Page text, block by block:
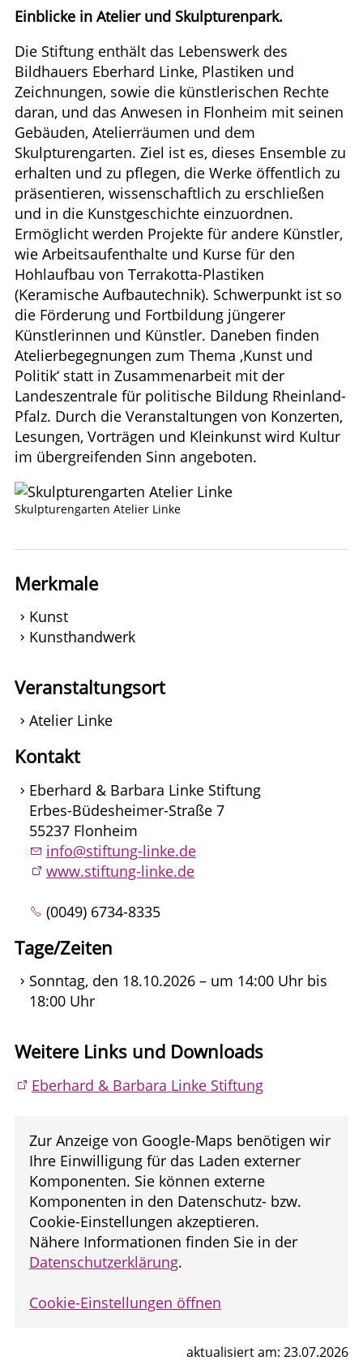
Einblicke in Atelier und Skulpturenpark.
Die Stiftung enthält das Lebenswerk des
Bildhauers Eberhard Linke, Plastiken und
Zeichnungen, sowie die künstlerischen Rechte
daran, und das Anwesen in Flonheim mit seinen
Gebäuden, Atelierräumen und dem
Skulpturengarten. Ziel ist es, dieses Ensemble zu
erhalten und zu pflegen, die Werke öffentlich zu
präsentieren, wissenschaftlich zu erschließen
und in die Kunstgeschichte einzuordnen.
Ermöglicht werden Projekte für andere Künstler,
wie Arbeitsaufenthalte und Kurse für den
Hohlaufbau von Terrakotta-Plastiken
(Keramische Aufbautechnik). Schwerpunkt ist so
die Förderung und Fortbildung jüngerer
Künstlerinnen und Künstler. Daneben finden
Atelierbegegnungen zum Thema ‚Kunst und
Politik‘ statt in Zusammenarbeit mit der
Landeszentrale für politische Bildung Rheinland-
Pfalz. Durch die Veranstaltungen von Konzerten,
Lesungen, Vorträgen und Kleinkunst wird Kultur
im übergreifenden Sinn angeboten.
Skulpturengarten Atelier Linke
Merkmale
Kunst
Kunsthandwerk
Veranstaltungsort
Atelier Linke
Kontakt
Eberhard & Barbara Linke Stiftung
Erbes-Büdesheimer-Straße 7
55237 Flonheim
info@stiftung-linke.de
www.stiftung-linke.de
(0049) 6734-8335
Tage/Zeiten
Sonntag, den 18.10.2026 – um 14:00 Uhr bis
18:00 Uhr
Weitere Links und Downloads
Eberhard & Barbara Linke Stiftung
Zur Anzeige von Google-Maps benötigen wir
Ihre Einwilligung für das Laden externer
Komponenten. Sie können externe
Komponenten in den Datenschutz- bzw.
Cookie-Einstellungen akzeptieren.
Nähere Informationen finden Sie in der
Datenschutzerklärung.
Cookie-Einstellungen öffnen
aktualisiert am: 23.07.2026